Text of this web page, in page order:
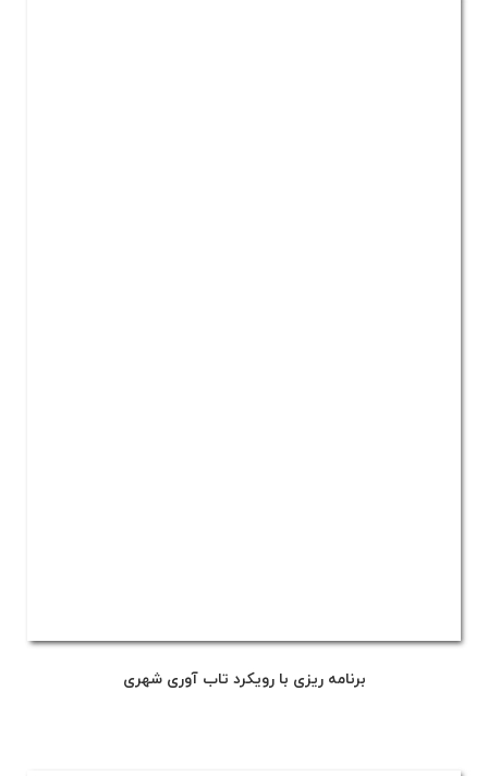
برنامه ریزی با رویکرد تاب آوری شهری